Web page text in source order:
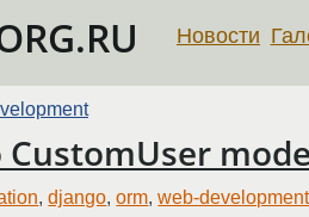
Новости
CustomUser
,django,orm,web-development